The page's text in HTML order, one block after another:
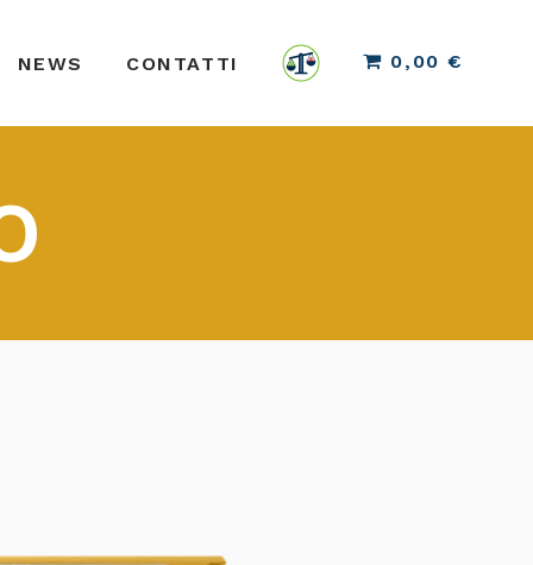
NEWS CONTATTI 0,00 €